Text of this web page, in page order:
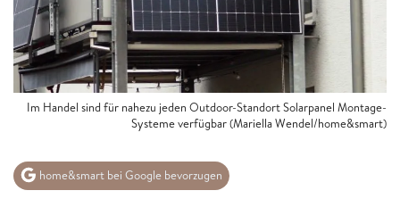
Im Handel sind für nahezu jeden Outdoor-Standort Solarpanel Montage-
Systeme verfügbar (Mariella Wendel/home&smart)
home&smart bei Google bevorzugen